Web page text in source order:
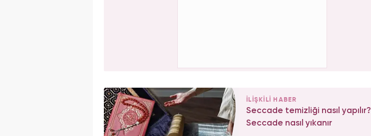
İLİŞKİLİ HABER
Seccade temizliği nasıl yapılır?
Seccade nasıl yıkanır